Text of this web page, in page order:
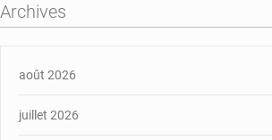
Archives
août 2026
juillet 2026